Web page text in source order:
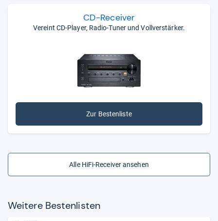
CD-​Recei­ver
Vereint CD-Player, Radio-Tuner und Vollverstärker.
Zur Bestenliste
Alle HiFi-Receiver ansehen
Wei­tere Bes­ten­lis­ten